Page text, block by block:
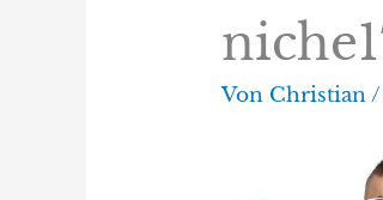
Von Christian